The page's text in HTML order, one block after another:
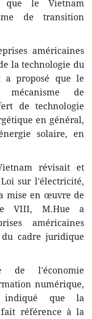
que le Vietnam
de transition
américaines
la technologie du
a proposé que le
mécanisme de
de technologie
en général,
solaire, en
révisait et
sur l'électricité,
mise en œuvre de
VIII, M.Hue a
américaines
cadre juridique
de l'économie
numérique,
que la
référence à la